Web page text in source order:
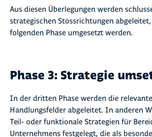
Aus diesen Überlegungen werden
strategischen Stossrichtungen
folgenden Phase umgesetzt werden.
Phase 3: Strategie
In der dritten Phase werden die
Handlungsfelder abgeleitet. In anderen
Teil- oder funktionale Strategien für
Unternehmens festgelegt, die als